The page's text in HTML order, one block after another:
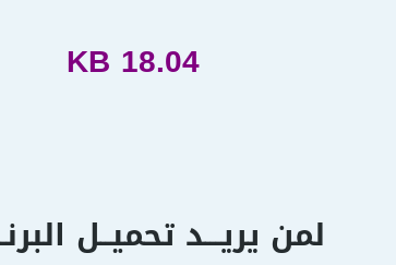
18.04 KB
لمن يريـــد تحميــل